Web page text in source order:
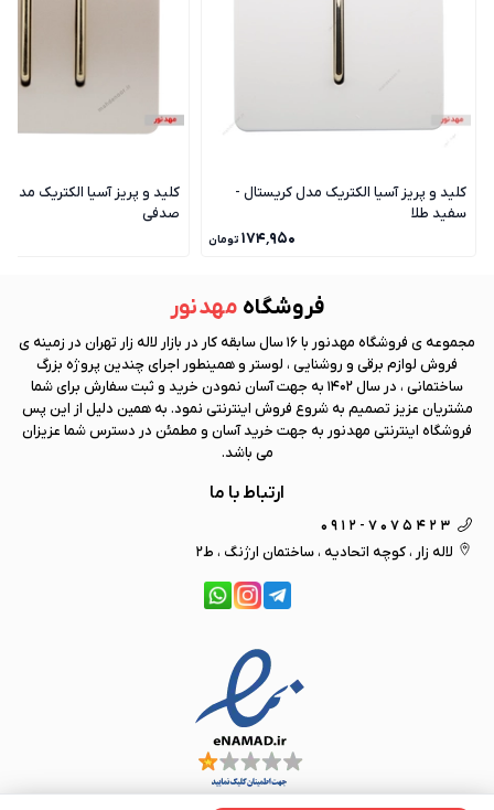
کلید و پریز آسیا الکتریک مدل کریستال -
سفید طلا
۱۷۴٬۹۵۰ تومان
کلید و پریز آسیا الکتریک مدل
صدفی
فروشگاه مهد نور
مجموعه ی فروشگاه مهد نور
با 16 سال سابقه کار در بازار لاله زار تهران در زمینه ی
فروش لوازم برقی و روشنایی ، لوستر و همینطور اجرای چندین پروژه بزرگ
ساختمانی ، در سال 1402 به جهت آسان نمودن خرید و ثبت سفارش برای شما
مشتریان عزیز تصمیم به شروع فروش اینترنتی نمود. به همین دلیل از این پس
فروشگاه اینترنتی مهد نور به جهت خرید آسان و مطمئن در دسترس شما عزیزان
می باشد.
ارتباط با ما
0912-7075423
لاله زار ، کوچه اتحادیه ، ساختمان ارژنگ ، ط2